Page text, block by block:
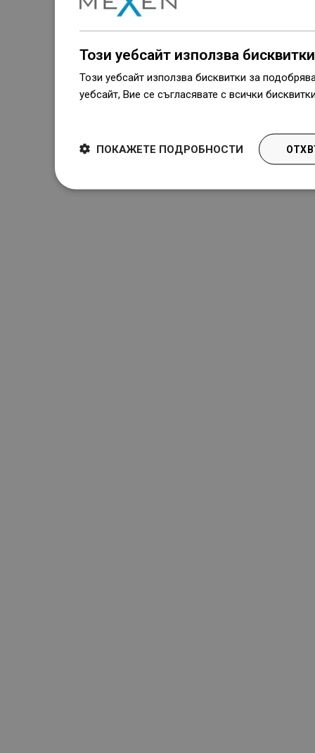
Този уебсайт използва бисквитки
Този уебсайт използва бисквитки за
уебсайт, Вие се съгласявате с всички
ПОКАЖЕТЕ ПОДРОБНОСТИ